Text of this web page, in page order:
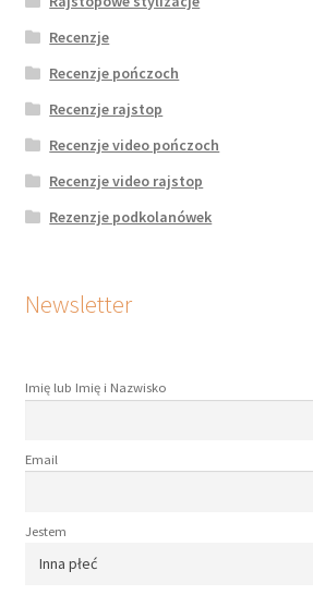
Recenzje
Recenzje pończoch
Recenzje rajstop
Recenzje video pończoch
Recenzje video rajstop
Rezenzje podkolanówek
Newsletter
Imię lub Imię i Nazwisko
Email
Jestem